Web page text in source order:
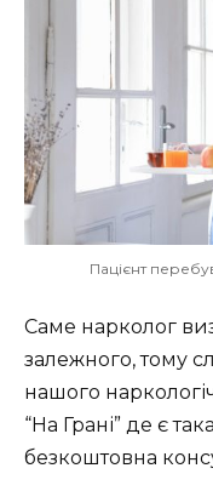
Пацієнт
Саме нарколог
залежного, тому
нашого
“На Грані” де є
безкоштовна